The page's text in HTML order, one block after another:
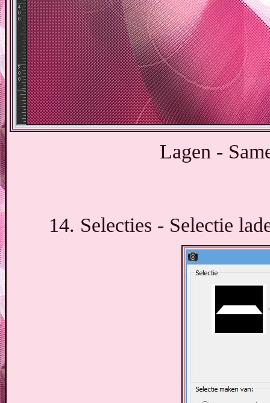
Lagen -
14. Selecties - Selectie